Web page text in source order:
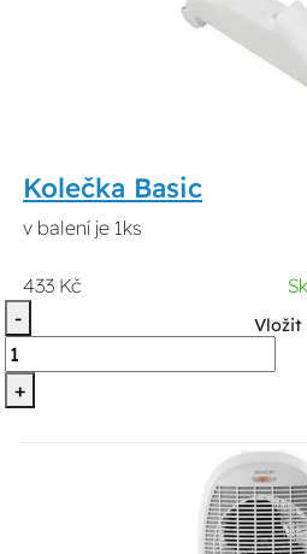
Kolečka Basic
v balení je 1ks
433 Kč
-
+
Vložit